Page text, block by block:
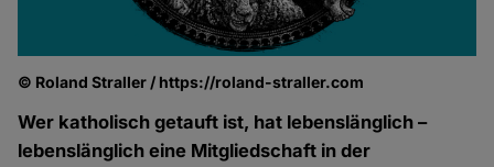
© Roland Straller / https://roland-straller.com
Wer katholisch getauft ist, hat lebenslänglich –
lebenslänglich eine Mitgliedschaft in der